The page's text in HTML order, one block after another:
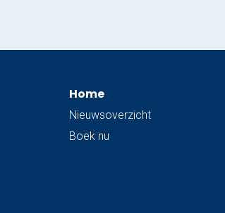
Home
Nieuwsoverzicht
Boek nu